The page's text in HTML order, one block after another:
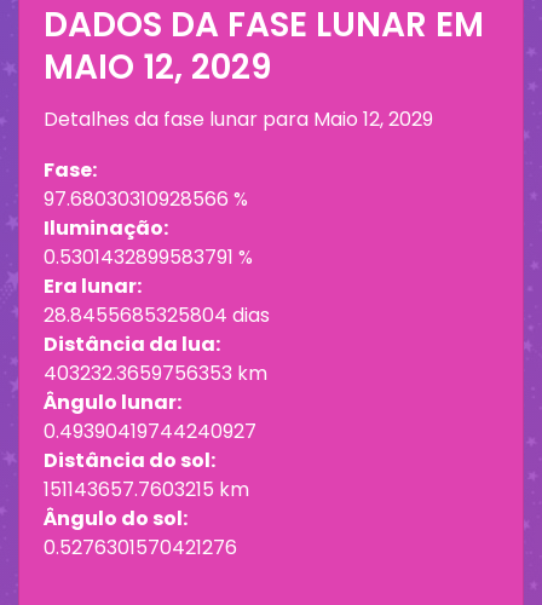
DADOS DA FASE LUNAR EM
MAIO 12, 2029
Detalhes da fase lunar para Maio 12, 2029
Fase:
97.68030310928566 %
Iluminação:
0.5301432899583791 %
Era lunar:
28.8455685325804 dias
Distância da lua:
403232.3659756353 km
Ângulo lunar:
0.49390419744240927
Distância do sol:
151143657.7603215 km
Ângulo do sol:
0.5276301570421276